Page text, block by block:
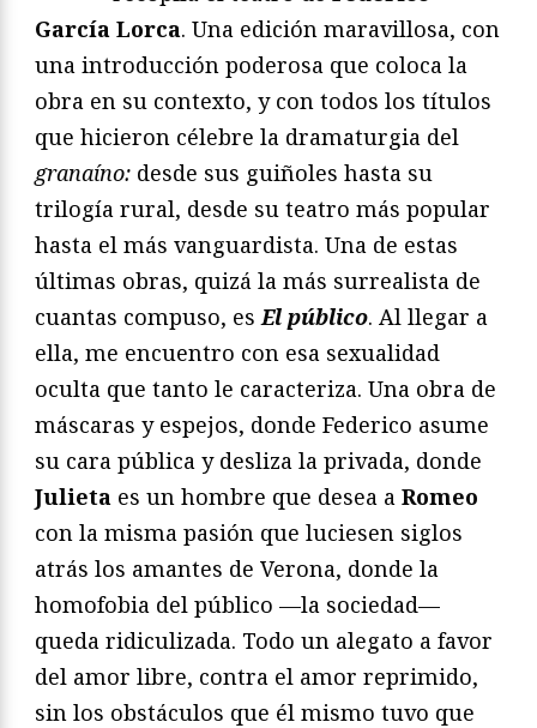
García Lorca. Una edición maravillosa, con
una introducción poderosa que coloca la
obra en su contexto, y con todos los títulos
que hicieron célebre la dramaturgia del
granaíno: desde sus guiñoles hasta su
trilogía rural, desde su teatro más popular
hasta el más vanguardista. Una de estas
últimas obras, quizá la más surrealista de
cuantas compuso, es El público. Al llegar a
ella, me encuentro con esa sexualidad
oculta que tanto le caracteriza. Una obra de
máscaras y espejos, donde Federico asume
su cara pública y desliza la privada, donde
Julieta es un hombre que desea a Romeo
con la misma pasión que luciesen siglos
atrás los amantes de Verona, donde la
homofobia del público —la sociedad—
queda ridiculizada. Todo un alegato a favor
del amor libre, contra el amor reprimido,
sin los obstáculos que él mismo tuvo que